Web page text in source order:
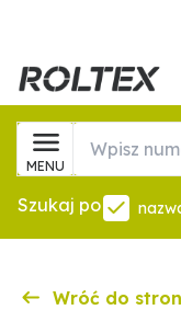
MENU
Szukaj po
Wróć do